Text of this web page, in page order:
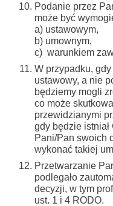
Podanie przez
może być
a) ustawowym,
b) umownym,
c) warunkiem
W przypadku,
ustawowy, a nie
będziemy mogli
co może
przewidzianymi
gdy będzie
Pani/Pan swoich
wykonać takiej
Przetwarzanie
podlegało
decyzji, w tym
ust. 1 i 4 RODO.